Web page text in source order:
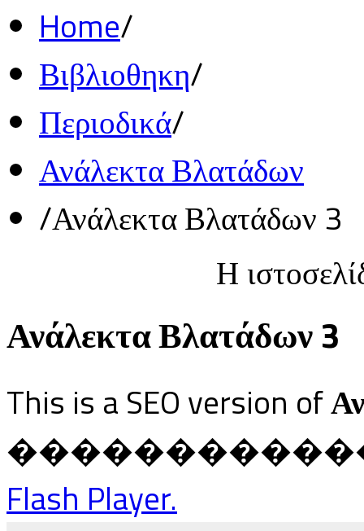
Home/
Βιβλιοθηκη/
Περιοδικά/
Ανάλεκτα Βλατάδων
/Ανάλεκτα Βλατάδων 3
Η
Ανάλεκτα Βλατάδων 3
This is a SEO version of
������������
Flash Player.